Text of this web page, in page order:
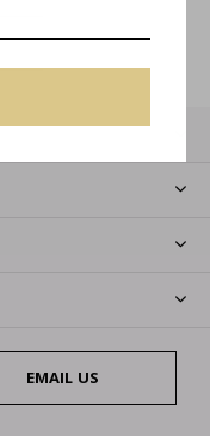
MELD JE AAN
EMAIL US